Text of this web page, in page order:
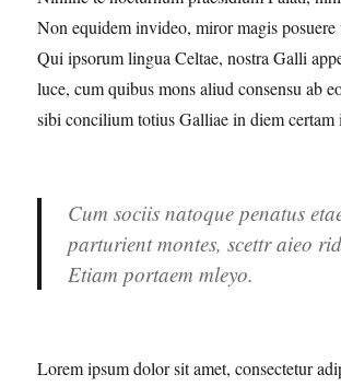
Non equidem invideo, miror magis posuere
Qui ipsorum lingua Celtae, nostra Galli
luce, cum quibus mons aliud consensu ab
sibi concilium totius Galliae in diem certam
Cum sociis natoque penatus
parturient montes, scettr aieo
Etiam portaem mleyo.
Lorem ipsum dolor sit amet, consectetur